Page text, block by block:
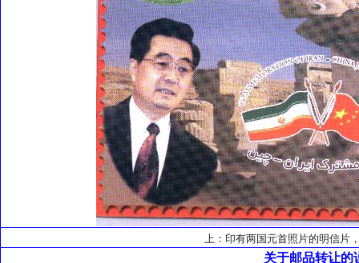
上：印有两国元首照片的明信片
关于邮品转让的